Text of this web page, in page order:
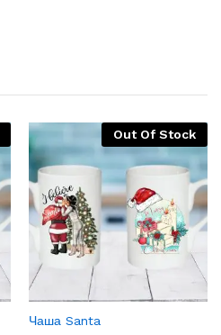
Out Of Stock
Чаша Santa